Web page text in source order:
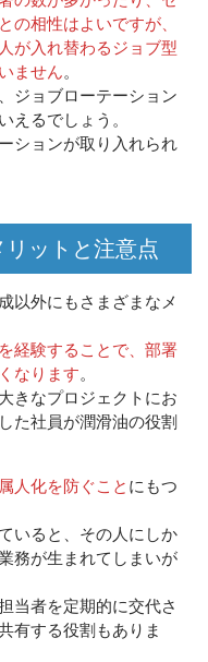
の相性はよいですが、
が入れ替わるジョブ型
ません。
ジョブローテーション
えるでしょう。
ションが取り入れられ
ットと注意点
以外にもさまざまなメ
経験することで、部署
なります。
きなプロジェクトにお
た社員が潤滑油の役割
属人化を防ぐこと にもつ
いると、その人にしか
務が生まれてしまいが
当者を定期的に交代さ
有する役割もありま